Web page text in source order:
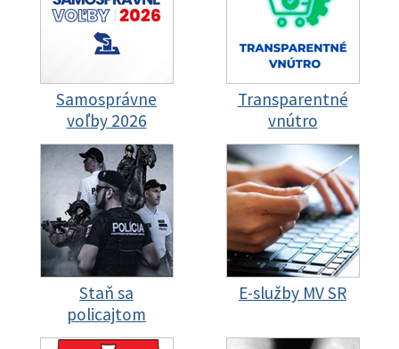
Samosprávne
voľby 2026
Transparentné
vnútro
Staň sa
policajtom
E-služby MV SR